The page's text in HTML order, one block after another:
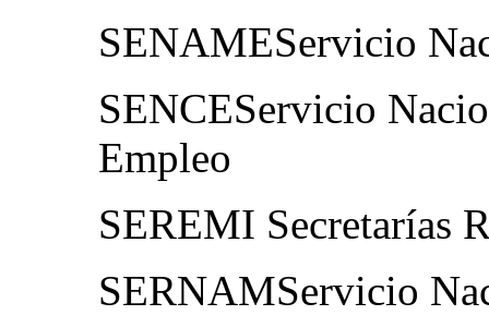
SENAMEServicio
SENCEServicio
Empleo
SEREMI Secretarías
SERNAMServicio